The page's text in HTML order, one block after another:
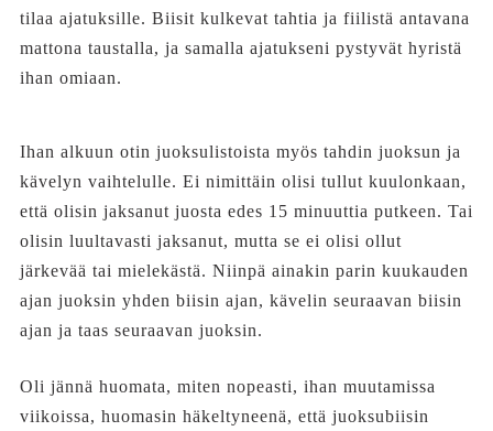
tilaa ajatuksille. Biisit kulkevat tahtia ja fiilistä antavana
mattona taustalla, ja samalla ajatukseni pystyvät hyristä
ihan omiaan.
Ihan alkuun otin juoksulistoista myös tahdin juoksun ja
kävelyn vaihtelulle. Ei nimittäin olisi tullut kuulonkaan,
että olisin jaksanut juosta edes 15 minuuttia putkeen. Tai
olisin luultavasti jaksanut, mutta se ei olisi ollut
järkevää tai mielekästä. Niinpä ainakin parin kuukauden
ajan juoksin yhden biisin ajan, kävelin seuraavan biisin
ajan ja taas seuraavan juoksin.
Oli jännä huomata, miten nopeasti, ihan muutamissa
viikoissa, huomasin häkeltyneenä, että juoksubiisin